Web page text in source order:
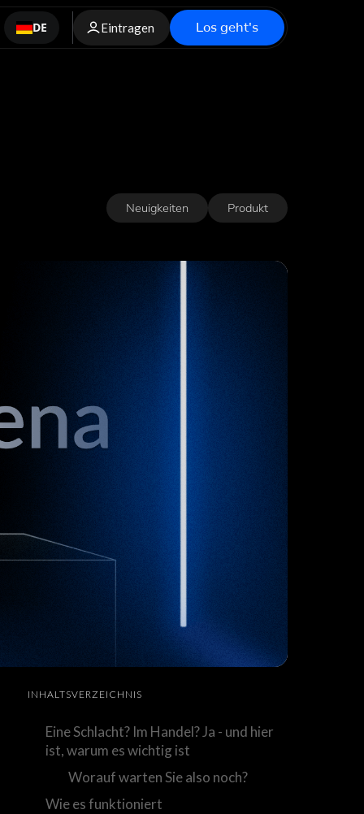
DE Eintragen Los geht's
Neuigkeiten Produkt
INHALTSVERZEICHNIS
Eine Schlacht? Im Handel? Ja - und hier
ist, warum es wichtig ist
Worauf warten Sie also noch?
Wie es funktioniert